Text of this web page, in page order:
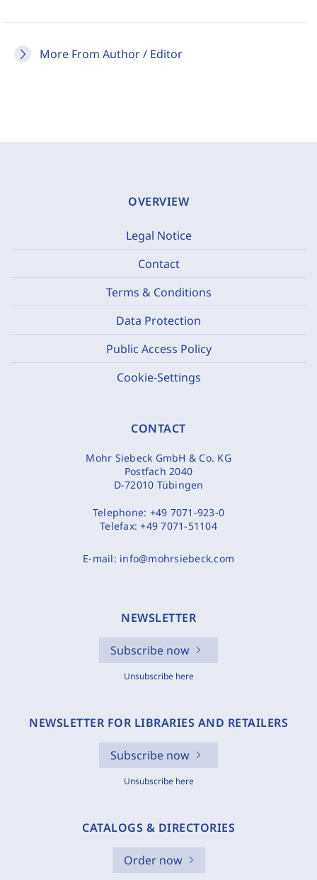
More From Author / Editor
OVERVIEW
Legal Notice
Contact
Terms & Conditions
Data Protection
Public Access Policy
Cookie-Settings
CONTACT
Mohr Siebeck GmbH & Co. KG
Postfach 2040
D-72010 Tübingen
Telephone: +49 7071-923-0
Telefax:+49 7071-51104
E-mail: info@mohrsiebeck.com
NEWSLETTER
Subscribe now
Unsubscribe here
NEWSLETTER FOR LIBRARIES AND RETAILERS
Subscribe now
Unsubscribe here
CATALOGS & DIRECTORIES
Order now